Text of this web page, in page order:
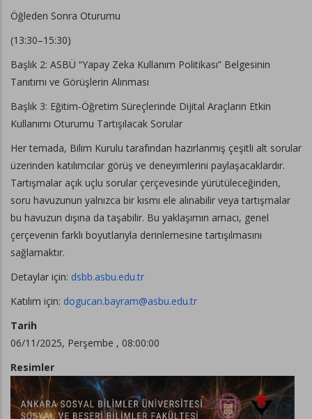
Öğleden Sonra Oturumu
(13:30–15:30)
Başlık 2: ASBÜ “Yapay Zeka Kullanım Politikası” Belgesinin
Tanıtımı ve Görüşlerin Alınması
Başlık 3: Eğitim-Öğretim Süreçlerinde Dijital Araçların Etkin
Kullanımı Oturumu Tartışılacak Sorular
Her temada, Bilim Kurulu tarafından hazırlanmış çeşitli alt sorular
üzerinden katılımcılar görüş ve deneyimlerini paylaşacaklardır.
Tartışmalar açık uçlu sorular çerçevesinde yürütüleceğinden,
soru havuzunun yalnızca bir kısmı ele alınabilir veya tartışmalar
bu havuzun dışına da taşabilir. Bu yaklaşımın amacı, genel
çerçevenin farklı boyutlarıyla derinlemesine tartışılmasını
sağlamaktır.
Detaylar için: dsbb.asbu.edu.tr
Katılım için: dogucan.bayram@asbu.edu.tr
Tarih
06/11/2025, Perşembe , 08:00:00
Resimler